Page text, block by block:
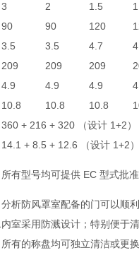
3 2 1.5
90 90 120
3.5 3.5 4.7
209 209 209
4.9 4.9 4.9
10.8 10.8 10.8
360 + 216 + 320 （设计 1+2）
14.1 + 8.5 + 12.6 （设计 1+2）
所有型号均可提供 EC 型式批
分析防风罩室配备的门可以顺
内室采用防溅设计；特别便于
所有的称盘均可独立清洁或更换